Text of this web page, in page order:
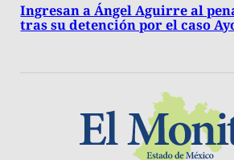
Ingresan a Ángel Aguirre al
tras su detención por el caso